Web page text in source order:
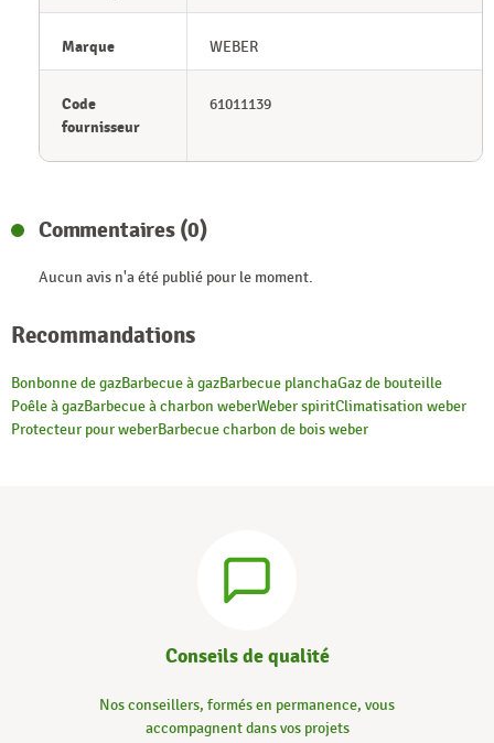
Marque WEBER
Code
fournisseur
61011139
Commentaires (0)
Aucun avis n'a été publié pour le moment.
Recommandations
Bonbonne de gazBarbecue à gazBarbecue planchaGaz de bouteille
Poêle à gazBarbecue à charbon weberWeber spiritClimatisation weber
Protecteur pour weberBarbecue charbon de bois weber
Conseils de qualité
Nos conseillers, formés en permanence, vous
accompagnent dans vos projets